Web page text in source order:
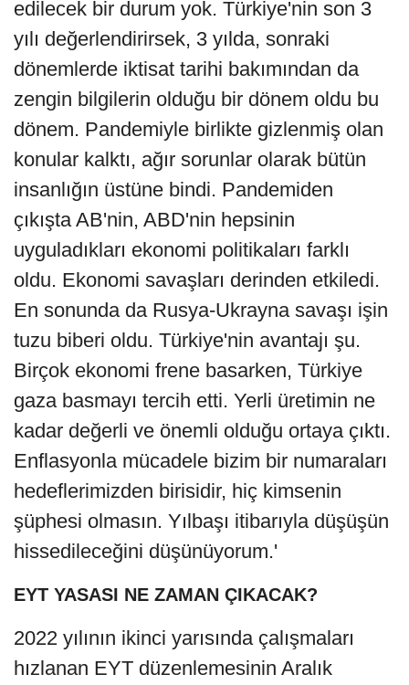
edilecek bir durum yok. Türkiye'nin son 3
yılı değerlendirirsek, 3 yılda, sonraki
dönemlerde iktisat tarihi bakımından da
zengin bilgilerin olduğu bir dönem oldu bu
dönem. Pandemiyle birlikte gizlenmiş olan
konular kalktı, ağır sorunlar olarak bütün
insanlığın üstüne bindi. Pandemiden
çıkışta AB'nin, ABD'nin hepsinin
uyguladıkları ekonomi politikaları farklı
oldu. Ekonomi savaşları derinden etkiledi.
En sonunda da Rusya-Ukrayna savaşı işin
tuzu biberi oldu. Türkiye'nin avantajı şu.
Birçok ekonomi frene basarken, Türkiye
gaza basmayı tercih etti. Yerli üretimin ne
kadar değerli ve önemli olduğu ortaya çıktı.
Enflasyonla mücadele bizim bir numaraları
hedeflerimizden birisidir, hiç kimsenin
şüphesi olmasın. Yılbaşı itibarıyla düşüşün
hissedileceğini düşünüyorum.'
EYT YASASI NE ZAMAN ÇIKACAK?
2022 yılının ikinci yarısında çalışmaları
hızlanan EYT düzenlemesinin Aralık